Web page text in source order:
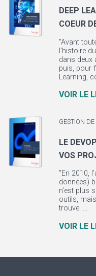
DEEP
COEUR
"Avant
l’histoire
dans deux
puis, pour
Learning,
VOIR LE
GESTION
LE
VOS
"En 2010,
données)
n’est plus
outils,
trouve. ...
VOIR LE